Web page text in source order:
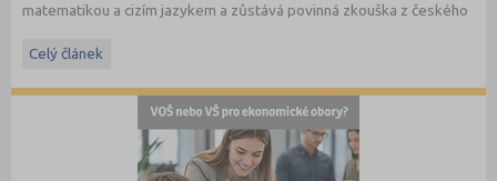
matematikou a cizím jazykem a zůstává povinná zkouška z českého
informacemi.
Celý článek